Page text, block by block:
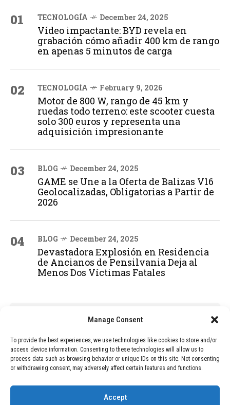
Manage Consent
To provide the best experiences, we use technologies like cookies to store and/or
access device information. Consenting to these technologies will allow us to
process data such as browsing behavior or unique IDs on this site. Not consenting
or withdrawing consent, may adversely affect certain features and functions.
Accept
01 TECNOLOGÍA December 24, 2025
Vídeo impactante: BYD revela en
grabación cómo añadir 400 km de rango
en apenas 5 minutos de carga
02 TECNOLOGÍA February 9, 2026
Motor de 800 W, rango de 45 km y
ruedas todo terreno: este scooter cuesta
solo 300 euros y representa una
adquisición impresionante
03 BLOG December 24, 2025
GAME se Une a la Oferta de Balizas V16
Geolocalizadas, Obligatorias a Partir de
2026
04 BLOG December 24, 2025
Devastadora Explosión en Residencia
de Ancianos de Pensilvania Deja al
Menos Dos Víctimas Fatales